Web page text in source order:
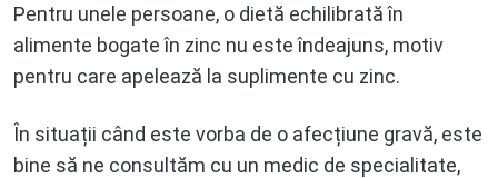
Pentru unele persoane, o dietă echilibrată în
alimente bogate în zinc nu este îndeajuns, motiv
pentru care apelează la suplimente cu zinc.
În situații când este vorba de o afecțiune gravă, este
bine să ne consultăm cu un medic de specialitate,